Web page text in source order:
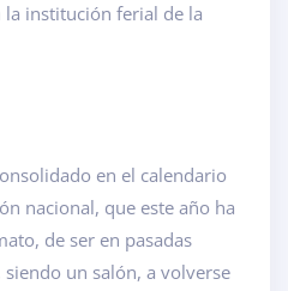
institución ferial de la
en el calendario
nacional, que este año ha
de ser en pasadas
un salón, a volverse